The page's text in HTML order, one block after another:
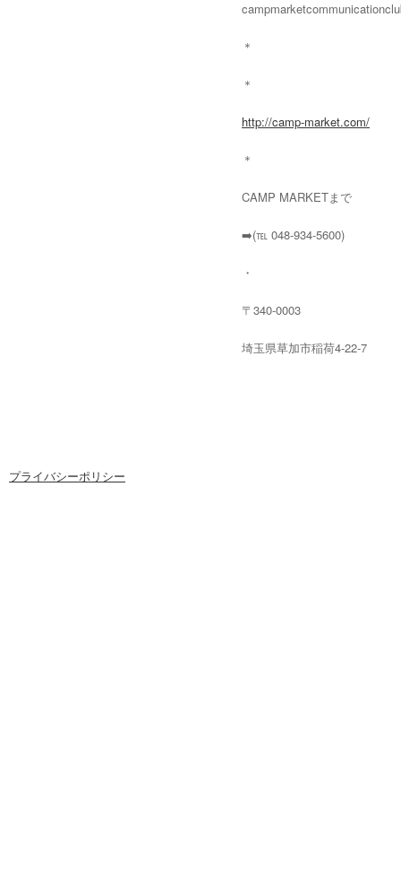
＊
＊
http://camp-market.com/
＊
CAMP MARKETまで
➡️(℡ 048-934-5600)
・
〒340-0003
埼玉県草加市稲荷4-22-7
プライバシーポリシー